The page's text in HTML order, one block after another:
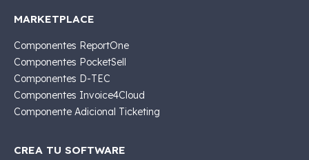
MARKETPLACE
Componentes ReportOne
Componentes PocketSell
Componentes D-TEC
Componentes Invoice4Cloud
Componente Adicional Ticketing
CREA TU SOFTWARE